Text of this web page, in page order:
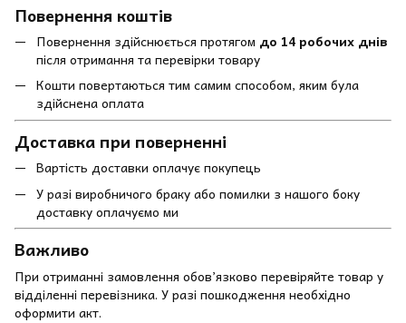
Повернення коштів
Повернення здійснюється протягом до 14 робочих днів
після отримання та перевірки товару
Кошти повертаються тим самим способом, яким була
здійснена оплата
Доставка при поверненні
Вартість доставки оплачує покупець
У разі виробничого браку або помилки з нашого боку
доставку оплачуємо ми
Важливо
При отриманні замовлення обов’язково перевіряйте товар у
відділенні перевізника. У разі пошкодження необхідно
оформити акт.